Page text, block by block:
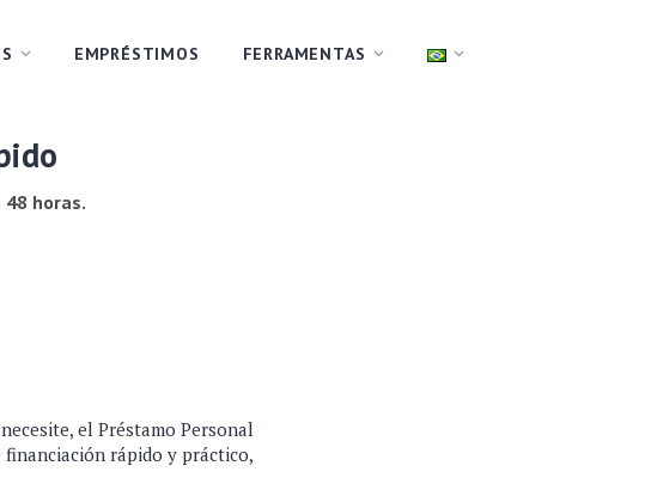
EMPRÉSTIMOS FERRAMENTAS
horas.
el Préstamo Personal
rápido y práctico,